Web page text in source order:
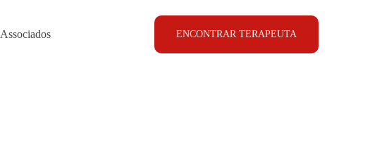
Associados ENCONTRAR TERAPEUTA